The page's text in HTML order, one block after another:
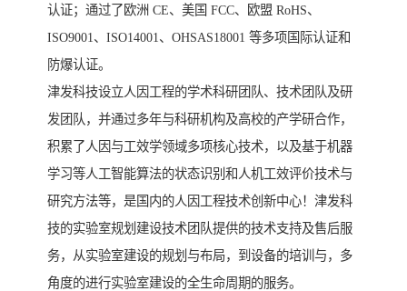
认证；通过了欧洲 CE、美国 FCC、欧盟 RoHS、
ISO9001、ISO14001、OHSAS18001 等多项国际认证和
防爆认证。
津发科技设立人因工程的学术科研团队、技术团队及研
发团队，并通过多年与科研机构及高校的产学研合作，
积累了人因与工效学领域多项核心技术，以及基于机器
学习等人工智能算法的状态识别和人机工效评价技术与
研究方法等，是国内的人因工程技术创新中心！津发科
技的实验室规划建设技术团队提供的技术支持及售后服
务，从实验室建设的规划与布局，到设备的培训与，多
角度的进行实验室建设的全生命周期的服务。